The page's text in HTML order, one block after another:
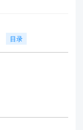
目录